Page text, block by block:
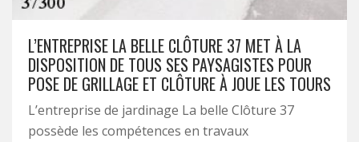
L’ENTREPRISE LA BELLE CLÔTURE 37 MET À LA
DISPOSITION DE TOUS SES PAYSAGISTES POUR
POSE DE GRILLAGE ET CLÔTURE À JOUE LES TOURS
L’entreprise de jardinage La belle Clôture 37
possède les compétences en travaux